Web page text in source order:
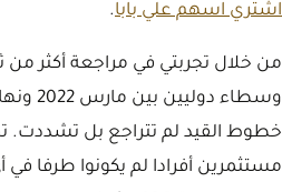
اشتري اسهم علي بابا.
من خلال تجربتي في مراجعة أكثر من
خطوط القيد لم تتراجع بل تشددت.
مستثمرين أفرادا لم يكونوا طرفا